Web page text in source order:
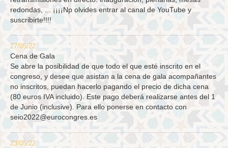
redondas, ... ¡¡¡¡Np olvides entrar al canal de YouTube y
suscribirte!!!!
27/05/22
Cena de Gala
Se abre la posibilidad de que todo el que esté inscrito en el
congreso, y desee que asistan a la cena de gala acompañantes
no inscritos, puedan hacerlo pagando el precio de dicha cena
(80 euros IVA incluido). Este pago deberá realizarse antes del 1
de Junio (inclusive). Para ello ponerse en contacto con
seio2022@eurocongres.es
23/05/22